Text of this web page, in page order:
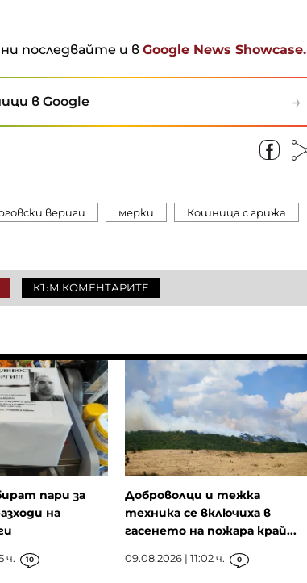
ни последвайте и в Google News Showcase.
в Google →
вериги мерки
Кошница с грижа
КЪМ КОМЕНТАРИТЕ
пари за
на
ч. 10
Доброволци и тежка
техника се включиха в
гасенето на пожара край...
09.08.2026 | 11:02 ч. 0